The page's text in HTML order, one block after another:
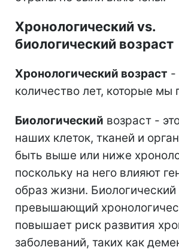
Хронологический vs.
биологический возраст
Хронологический возраст -
количество лет, которые мы
Биологический возраст -
наших клеток, тканей и
быть выше или ниже
поскольку на него влияют
образ жизни. Биологический
превышающий
повышает риск развития
заболеваний, таких как